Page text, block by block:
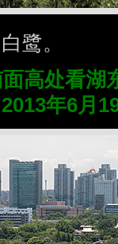
鹭。
高处看湖
年6月